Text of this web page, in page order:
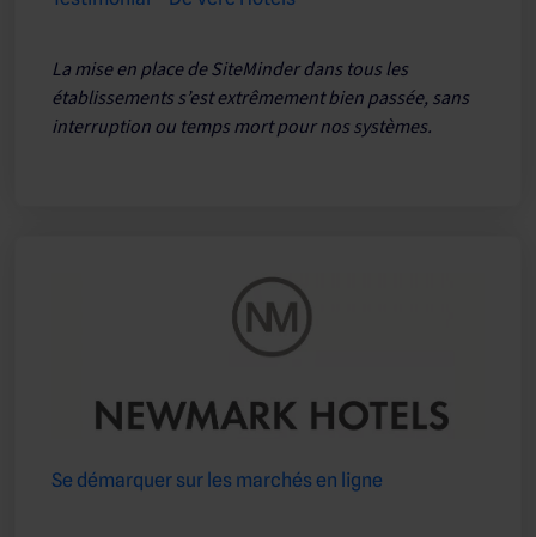
La mise en place de SiteMinder dans tous les
établissements s’est extrêmement bien passée, sans
interruption ou temps mort pour nos systèmes.
Se démarquer sur les marchés en ligne